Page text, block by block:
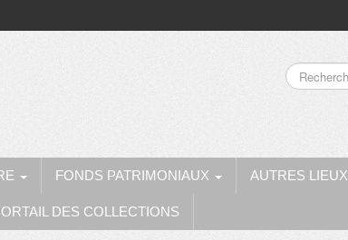
FONDS PATRIMONIAUX AUTRES LIEUX
DES COLLECTIONS